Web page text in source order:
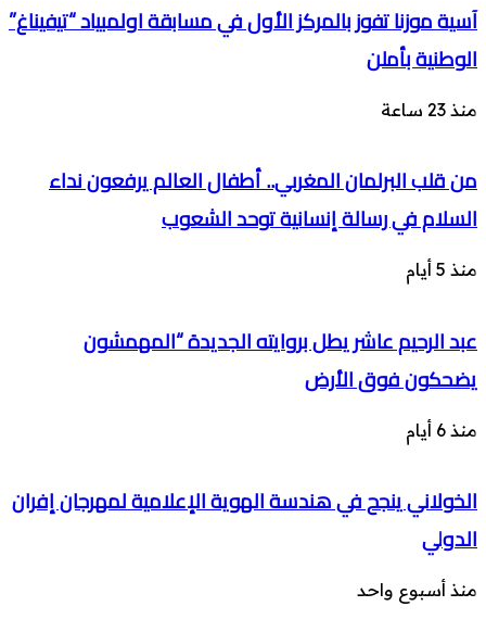
آسية موزنا تفوز بالمركز الأول في مسابقة اولمبياد “تيفيناغ”
الوطنية بأملن
منذ 23 ساعة
من قلب البرلمان المغربي.. أطفال العالم يرفعون نداء
السلام في رسالة إنسانية توحد الشعوب
منذ 5 أيام
عبد الرحيم عاشر يطل بروايته الجديدة “المهمشون
يضحكون فوق الأرض
منذ 6 أيام
الخولاني ينجح في هندسة الهوية الإعلامية لمهرجان إفران
الدولي
منذ أسبوع واحد